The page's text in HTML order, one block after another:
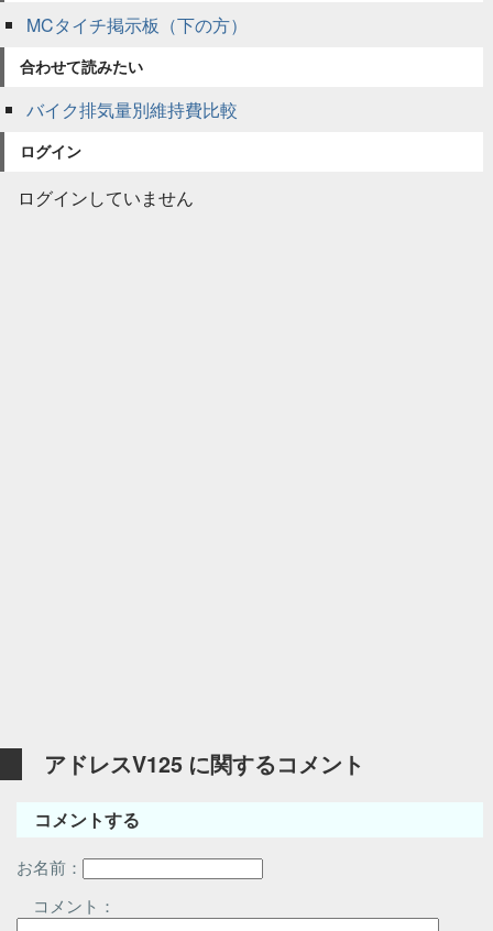
MCタイチ掲示板（下の方）
合わせて読みたい
バイク排気量別維持費比較
ログイン
ログインしていません
アドレスV125 に関するコメント
コメントする
お名前：
コメント：